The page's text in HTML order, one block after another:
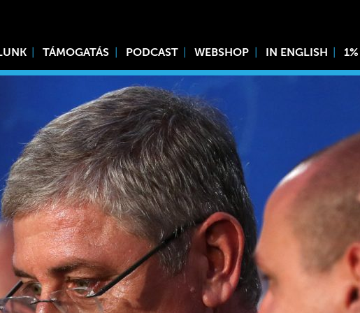
TÁMOGATÁS PODCAST WEBSHOP IN ENGLISH 1%